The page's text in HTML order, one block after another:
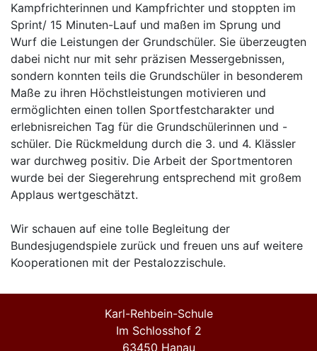
Kampfrichterinnen und Kampfrichter und stoppten im
Sprint/ 15 Minuten-Lauf und maßen im Sprung und
Wurf die Leistungen der Grundschüler. Sie überzeugten
dabei nicht nur mit sehr präzisen Messergebnissen,
sondern konnten teils die Grundschüler in besonderem
Maße zu ihren Höchstleistungen motivieren und
ermöglichten einen tollen Sportfestcharakter und
erlebnisreichen Tag für die Grundschülerinnen und -
schüler. Die Rückmeldung durch die 3. und 4. Klässler
war durchweg positiv. Die Arbeit der Sportmentoren
wurde bei der Siegerehrung entsprechend mit großem
Applaus wertgeschätzt.
Wir schauen auf eine tolle Begleitung der
Bundesjugendspiele zurück und freuen uns auf weitere
Kooperationen mit der Pestalozzischule.
Karl-Rehbein-Schule
Im Schlosshof 2
63450 Hanau